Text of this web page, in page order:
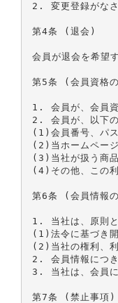
2. 変更登録がなさ
第4条 (退会)
会員が退会を希望
第5条 (会員資格
1. 会員が、会員資
2. 会員が、以下の
(1)会員番号、パ
(2)当ホームページ
(3)当社が扱う商品
(4)その他、この
第6条 (会員情報
1. 当社は、原則と
(1)法令に基づき
(2)当社の権利、
2. 会員情報につき
3. 当社は、会員に
第7条 (禁止事項)